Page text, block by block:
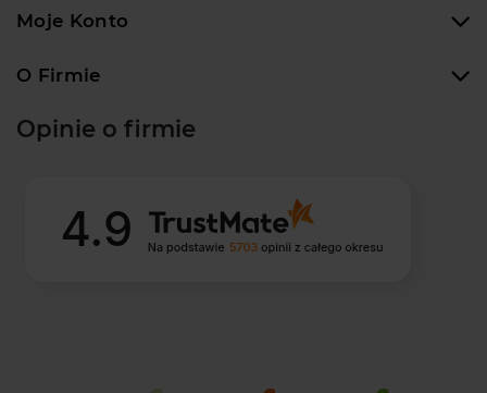
Moje Konto
O Firmie
Opinie o firmie